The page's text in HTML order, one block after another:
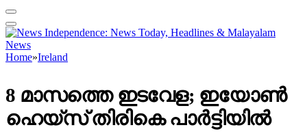
Home»Ireland
8 മാസത്തെ ഇടവേള; ഇയോൺ
ഹെയ്‌സ് തിരികെ പാർട്ടിയിൽ